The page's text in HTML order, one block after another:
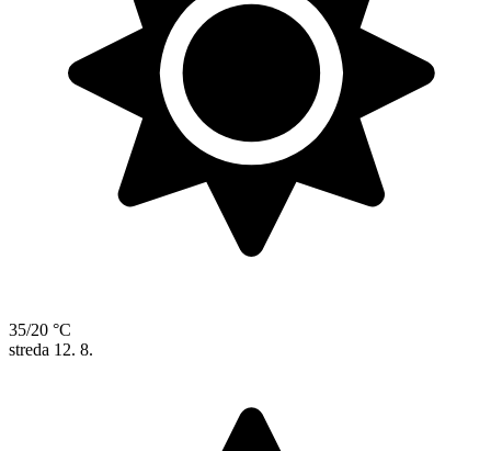
35/20 °C
streda 12. 8.